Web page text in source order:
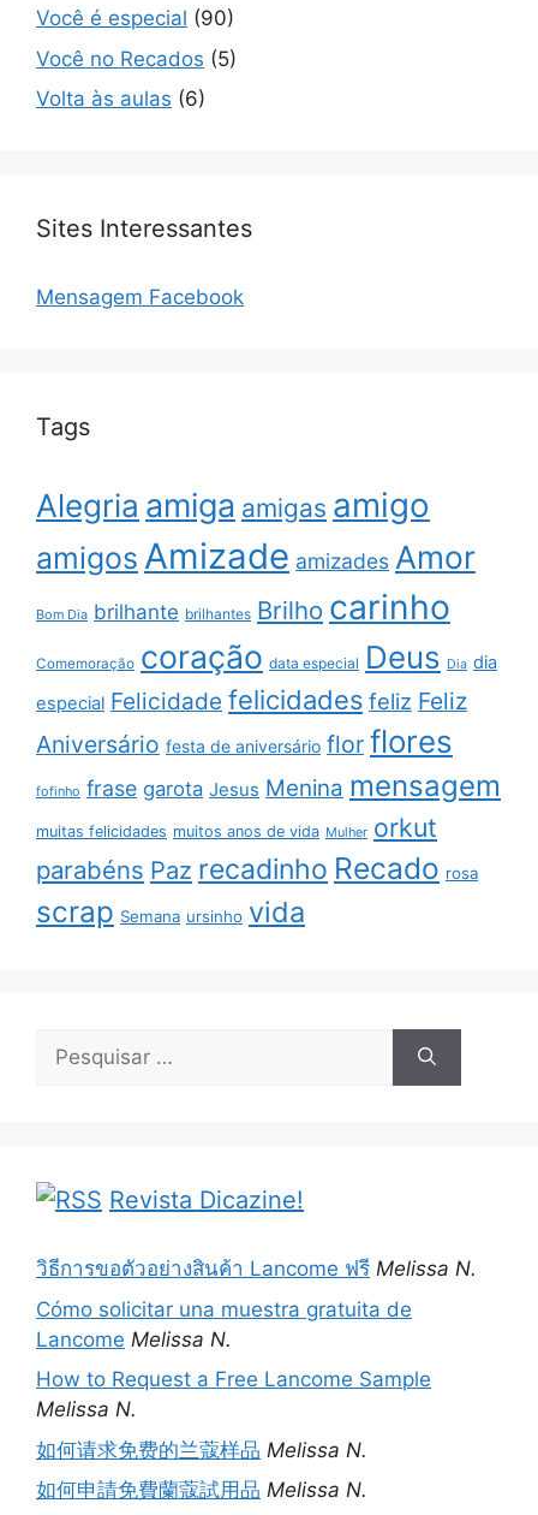
Você é especial (90)
Você no Recados (5)
Volta às aulas (6)
Sites Interessantes
Mensagem Facebook
Tags
Alegria amiga amigas amigo
amigos Amizade amizades Amor
Bom Dia brilhante brilhantes Brilho carinho
Comemoração coração data especial Deus Dia dia
especial Felicidade felicidades feliz Feliz
Aniversário festa de aniversário flor flores
fofinho frase garota Jesus Menina mensagem
muitas felicidades muitos anos de vida Mulher orkut
parabéns Paz recadinho Recado rosa
scrap Semana ursinho vida
Pesquisar
Revista Dicazine!
วิธีการขอตัวอย่างสินค้า Lancome ฟรี Melissa N.
Cómo solicitar una muestra gratuita de
Lancome Melissa N.
How to Request a Free Lancome Sample
Melissa N.
如何请求免费的兰蔻样品 Melissa N.
如何申請免費蘭蔻試用品 Melissa N.